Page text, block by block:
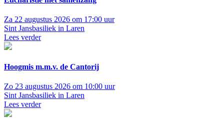
Za 22 augustus 2026 om 17:00 uur
Sint Jansbasiliek in Laren
Lees verder
Hoogmis m.m.v. de Cantorij
Zo 23 augustus 2026 om 10:00 uur
Sint Jansbasiliek in Laren
Lees verder